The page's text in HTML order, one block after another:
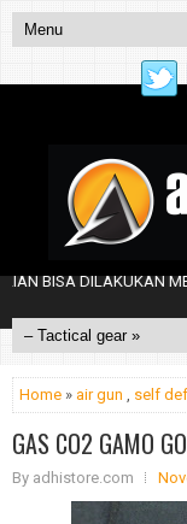
DILAKUKAN
Home » air gun , self
GAS CO2 GAMO
By adhistore.com